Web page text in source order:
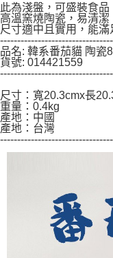
「AFTEE先享後付」，若
任。
４．使用「AFTEE先享後
時審查核予不同之上限額
請求用戶進行身份認證。
５．嚴禁一人註冊多個帳
此為淺盤，可盛裝食品
高溫窯燒陶瓷，易清潔
尺寸適中且實用，能
---------------------------------
品名: 韓系番茄貓 陶瓷
貨號: 014421559
---------------------------------
尺寸：寬20.3cmx長
重量：0.4kg
產地：中國
產地：台灣
---------------------------------